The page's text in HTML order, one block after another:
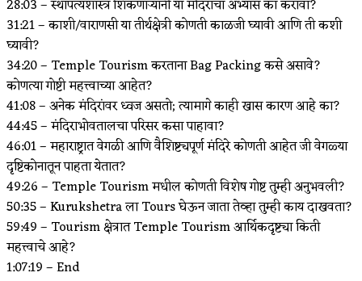
28:03 – स्थापत्यशास्त्र शिकणाऱ्यांनी या मंदिरांचा अभ्यास का करावा?
31:21 – काशी/वाराणसी या तीर्थक्षेत्री कोणती काळजी घ्यावी आणि ती कशी
घ्यावी?
34:20 – Temple Tourism करताना Bag Packing कसे असावे?
कोणत्या गोष्टी महत्त्वाच्या आहेत?
41:08 – अनेक मंदिरांवर ध्वज असतो; त्यामागे काही खास कारण आहे का?
44:45 – मंदिराभोवतालचा परिसर कसा पाहावा?
46:01 – महाराष्ट्रात वेगळी आणि वैशिष्ट्यपूर्ण मंदिरे कोणती आहेत जी वेगळ्या
दृष्टिकोनातून पाहता येतात?
49:26 – Temple Tourism मधील कोणती विशेष गोष्ट तुम्ही अनुभवली?
50:35 – Kurukshetra ला Tours घेऊन जाता तेव्हा तुम्ही काय दाखवता?
59:49 – Tourism क्षेत्रात Temple Tourism आर्थिकदृष्ट्या किती
महत्त्वाचे आहे?
1:07:19 – End